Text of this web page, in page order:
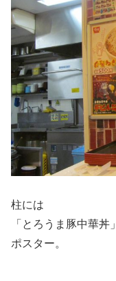
柱には
「とろうま豚中華丼」
ポスター。